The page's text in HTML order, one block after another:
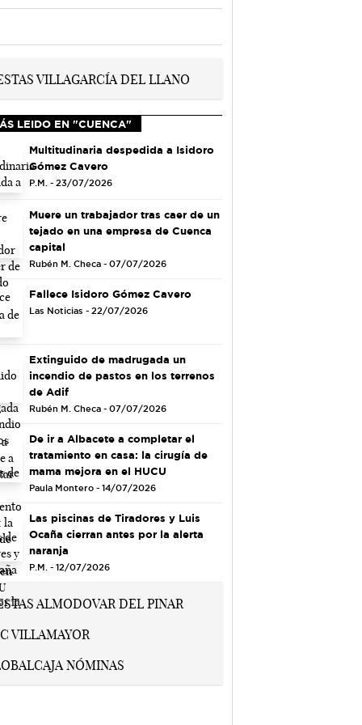
LEIDO EN "CUENCA"
Multitudinaria despedida a Isidoro
Gómez Cavero
P.M. - 23/07/2026
Muere un trabajador tras caer de un
tejado en una empresa de Cuenca
capital
Rubén M. Checa - 07/07/2026
Fallece Isidoro Gómez Cavero
Las Noticias - 22/07/2026
Extinguido de madrugada un
incendio de pastos en los terrenos
de Adif
Rubén M. Checa - 07/07/2026
De ir a Albacete a completar el
tratamiento en casa: la cirugía de
mama mejora en el HUCU
Paula Montero - 14/07/2026
Las piscinas de Tiradores y Luis
Ocaña cierran antes por la alerta
naranja
P.M. - 12/07/2026